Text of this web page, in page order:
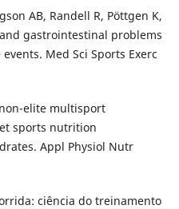
AB, Randell R, Pöttgen K,
gastrointestinal problems
Med Sci Sports Exerc
elite multisport
sports nutrition
Appl Physiol Nutr
ciência do treinamento